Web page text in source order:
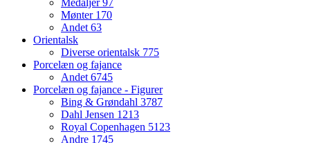
Medaljer97
Mønter 170
Andet63
Orientalsk
Diverse orientalsk 775
Porcelæn og fajance
Andet6745
Porcelæn og fajance - Figurer
Bing & Grøndahl 3787
Dahl Jensen 1213
Royal Copenhagen 5123
Andre 1745